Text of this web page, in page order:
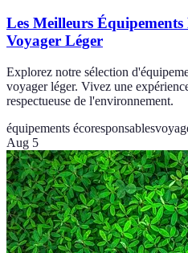
Les Meilleurs Équipements
Voyager Léger
Explorez notre sélection
voyager léger. Vivez une
respectueuse de l'environnement.
équipements écoresponsables
Aug 5